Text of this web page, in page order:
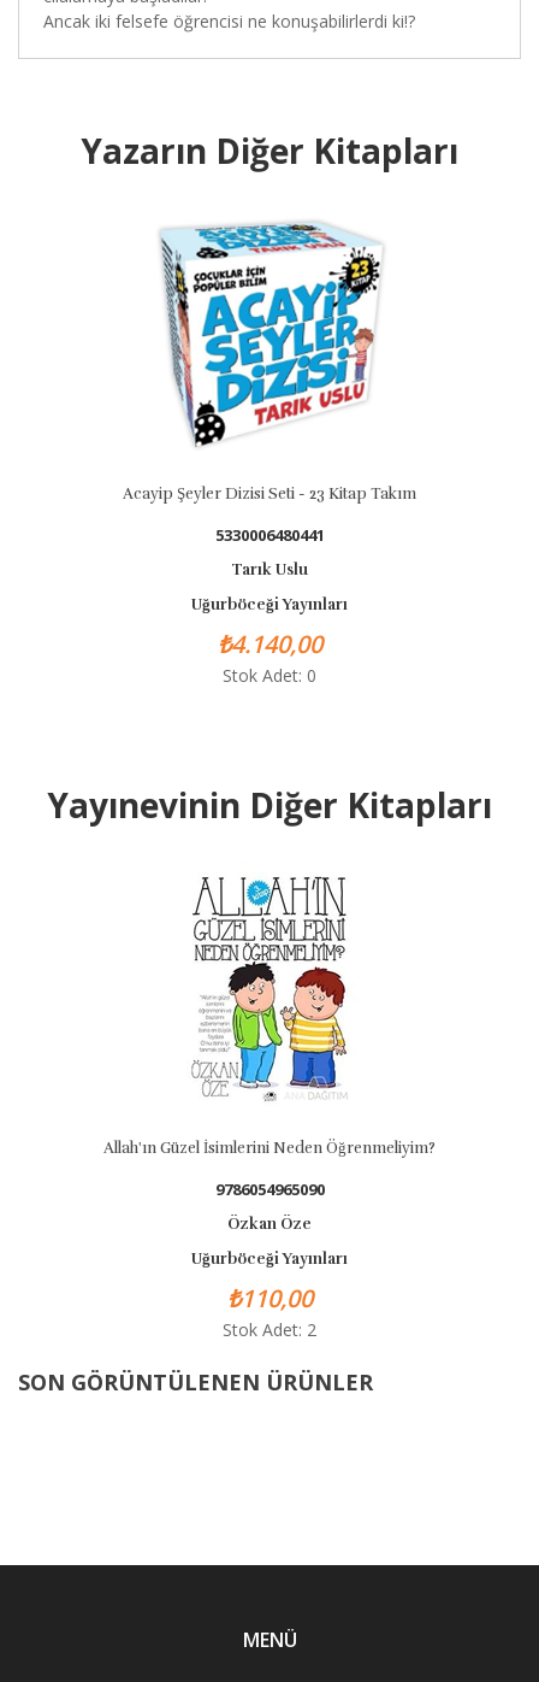
Ancak iki felsefe öğrencisi ne konuşabilirlerdi ki!?
Yazarın Diğer Kitapları
Dizisi Seti - 23 Kitap Takım Daha Da
Yayınevinin Diğer Kitapları
Güzel İsimlerini Neden Öğrenmeliyim?
Uğurböceği Yayınları
SON GÖRÜNTÜLENEN ÜRÜNLER
MENÜ